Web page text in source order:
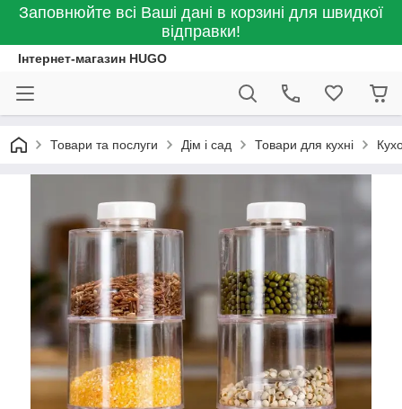
Заповнюйте всі Ваші дані в корзині для швидкої
відправки!
Інтернет-магазин HUGO
Товари та послуги Дім і сад Товари для кухні